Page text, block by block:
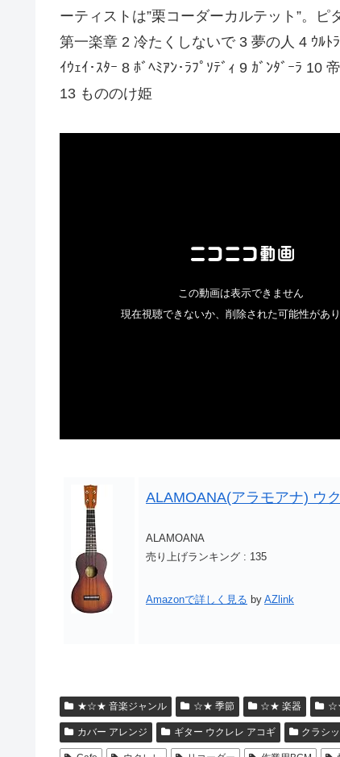
ーティストは”栗コーダーカルテット”。ピ
第一楽章 2 冷たくしないで 3 夢の人 4 ｳﾙﾄﾗ
ｲｳｪｲ･ｽﾀｰ 8 ﾎﾞﾍﾐｱﾝ･ﾗﾌﾟｿﾃﾞｨ 9 ｶﾞﾝﾀﾞｰﾗ 10
13 もののけ姫
ALAMOANA(アラモアナ) ウ
ALAMOANA
売り上げランキング : 135
Amazonで詳しく見る by AZlink
★☆★ 音楽ジャンル ☆★ 季節 ☆★ 楽器
カバー アレンジ ギター ウクレレ アコギ クラシ